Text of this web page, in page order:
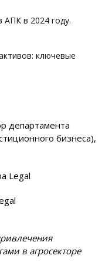
АПК в 2024 году.
ключевые
департамента
бизнеса),
Legal
в агросекторе